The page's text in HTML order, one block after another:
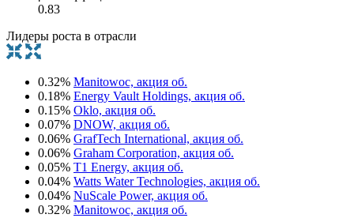
0.83
Лидеры роста в отрасли
0.32% Manitowoc, акция об.
0.18% Energy Vault Holdings, акция об.
0.15% Oklo, акция об.
0.07% DNOW, акция об.
0.06% GrafTech International, акция об.
0.06% Graham Corporation, акция об.
0.05% T1 Energy, акция об.
0.04% Watts Water Technologies, акция об.
0.04% NuScale Power, акция об.
0.32% Manitowoc, акция об.